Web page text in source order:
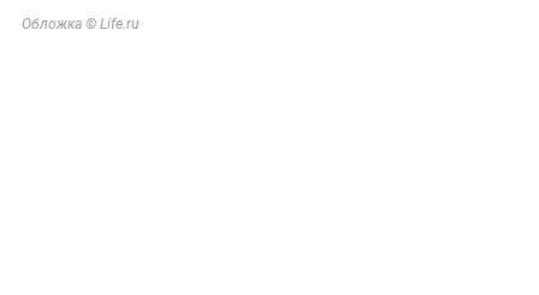
Обложка © Life.ru